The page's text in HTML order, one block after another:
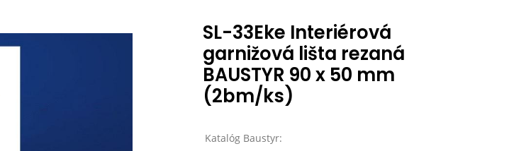
SL-33Eke Interiérová
garnižová lišta rezaná
BAUSTYR 90 x 50 mm
(2bm/ks)
Katalóg Baustyr: